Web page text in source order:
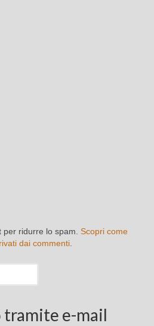
per ridurre lo spam. Scopri come
dai commenti
e-mail